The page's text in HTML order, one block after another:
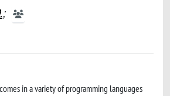
;
in a variety of programming languages